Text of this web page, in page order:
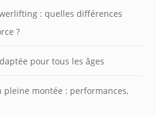
: quelles différences
?
pour tous les âges
pleine montée : performances,